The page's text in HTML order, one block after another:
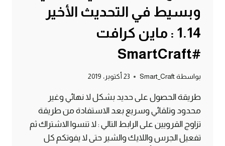
وبسيط في التحديث الأخير
1.14 : ماين كرافت
#SmartCraft
بواسطة Smart_Craft 23 أكتوبر، 2019
طريقة الحصول على حديد بشكل لا نهائي وغير
محدود وتلقائي وسريع بعد الاستفادة من طريقة
تزاوج القرويين على الرابط التالي : لا تنسوا الاشتراك ثم
تفعيل الجرس واللايك والشير حتى لا يفوتكم كل